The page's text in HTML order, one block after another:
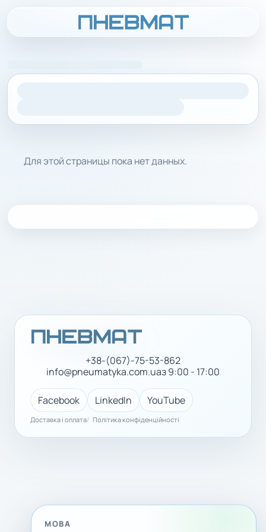
Для этой страницы пока нет данных.
+38-(067)-75-53-862
info@pneumatyka.com.uaз 9:00 - 17:00
Facebook LinkedIn YouTube
Доставка і оплата Політика конфіденційності
МОВА